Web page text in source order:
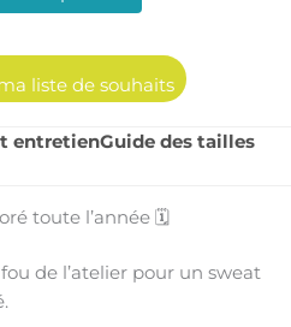
liste de souhaits
entretienGuide des tailles
toute l’année 🗓️
de l’atelier pour un sweat